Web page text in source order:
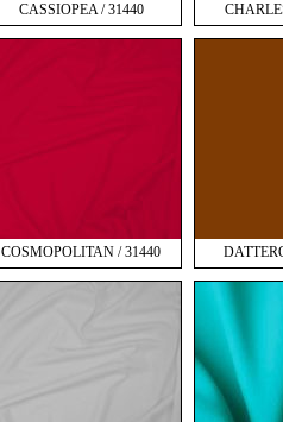
CASSIOPEA / 31440
COSMOPOLITAN / 31440